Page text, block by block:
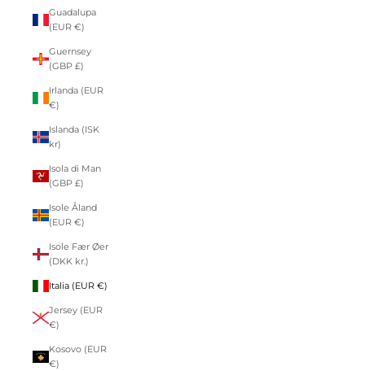
Guadalupa
(EUR €)
Guernsey
(GBP £)
Irlanda (EUR
€)
Islanda (ISK
kr)
Isola di Man
(GBP £)
Isole Åland
(EUR €)
Isole Fær Øer
(DKK kr.)
Italia (EUR €)
Jersey (EUR
€)
Kosovo (EUR
€)